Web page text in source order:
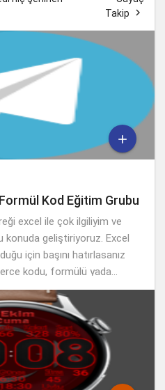
Takip


Kod Eğitim Grubu
excel ile çok ilgiliyim ve
konuda geliştiriyoruz. Excel
için başını hatırlasanız
kodu, formülü yada...